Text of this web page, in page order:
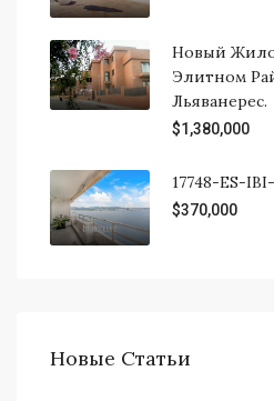
Новый
Элитном
Льяванерес.
$1,380,000
17748-ES-
$370,000
Новые Статьи